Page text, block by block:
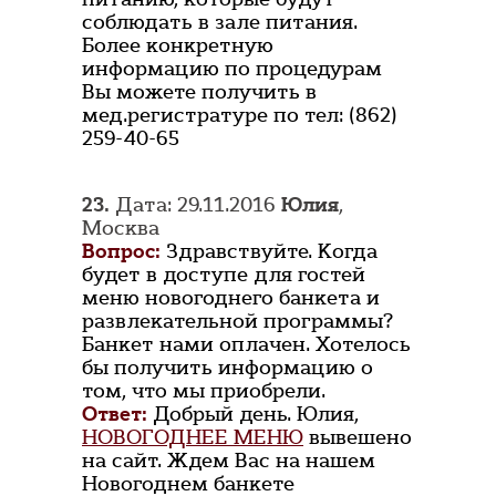
соблюдать в зале питания.
Более конкретную
информацию по процедурам
Вы можете получить в
мед.регистратуре по тел: (862)
259-40-65
23. Дата: 29.11.2016 Юлия,
Москва
Вопрос: Здравствуйте. Когда
будет в доступе для гостей
меню новогоднего банкета и
развлекательной программы?
Банкет нами оплачен. Хотелось
бы получить информацию о
том, что мы приобрели.
Ответ: Добрый день. Юлия,
НОВОГОДНЕЕ МЕНЮ вывешено
на сайт. Ждем Вас на нашем
Новогоднем банкете